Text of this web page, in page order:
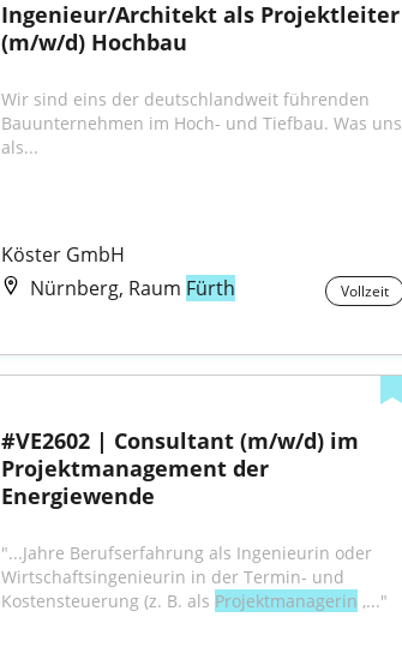
Ingenieur/Architekt als Projektleiter
(m/w/d) Hochbau
Wir sind eins der deutschlandweit führenden
Bauunternehmen im Hoch- und Tiefbau. Was uns
als...
Köster GmbH
Nürnberg, Raum Fürth Vollzeit
#VE2602 | Consultant (m/w/d) im
Projektmanagement der
Energiewende
"...Jahre Berufserfahrung als Ingenieurin oder
Wirtschaftsingenieurin in der Termin- und
Kostensteuerung (z. B. als Projektmanagerin ,..."